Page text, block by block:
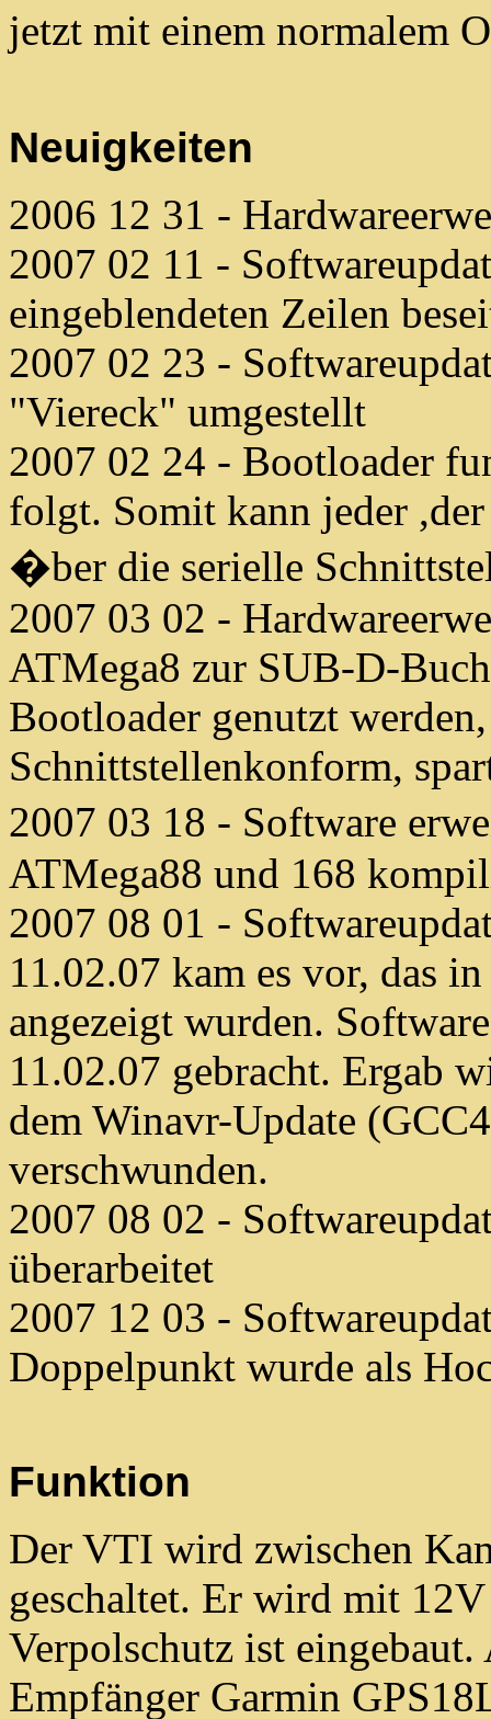
jetzt mit einem normalem
Neuigkeiten
2006 12 31 -
2007 02 11 -
eingeblendeten Zeilen
2007 02 23 -
"Viereck" umgestellt
2007 02 24 - Bootloader
folgt. Somit kann jeder
�ber die serielle
2007 03 02 -
ATMega8 zur SUB-D-
Bootloader genutzt
Schnittstellenkonform,
2007 03 18 - Software
ATMega88 und 168
2007 08 01 -
11.02.07 kam es vor, das
angezeigt wurden.
11.02.07 gebracht. Ergab
dem Winavr-Update
verschwunden.
2007 08 02 -
überarbeitet
2007 12 03 -
Doppelpunkt wurde als
Funktion
Der VTI wird zwischen
geschaltet. Er wird mit
Verpolschutz ist
Empfänger Garmin